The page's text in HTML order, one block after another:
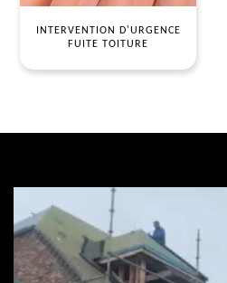
INTERVENTION D'URGENCE
FUITE TOITURE